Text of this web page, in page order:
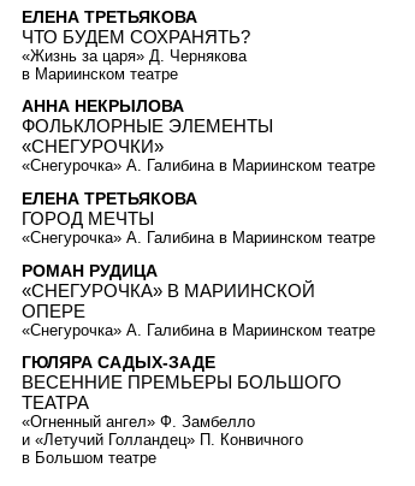
ЕЛЕНА ТРЕТЬЯКОВА
ЧТО БУДЕМ СОХРАНЯТЬ?
«Жизнь за царя» Д. Чернякова
в Мариинском театре
АННА НЕКРЫЛОВА
ФОЛЬКЛОРНЫЕ ЭЛЕМЕНТЫ
«СНЕГУРОЧКИ»
«Снегурочка» А. Галибина в Мариинском театре
ЕЛЕНА ТРЕТЬЯКОВА
ГОРОД МЕЧТЫ
«Снегурочка» А. Галибина в Мариинском театре
РОМАН РУДИЦА
«СНЕГУРОЧКА» В МАРИИНСКОЙ
ОПЕРЕ
«Снегурочка» А. Галибина в Мариинском театре
ГЮЛЯРА САДЫХ-ЗАДЕ
ВЕСЕННИЕ ПРЕМЬЕРЫ БОЛЬШОГО
ТЕАТРА
«Огненный ангел» Ф. Замбелло
и «Летучий Голландец» П. Конвичного
в Большом театре